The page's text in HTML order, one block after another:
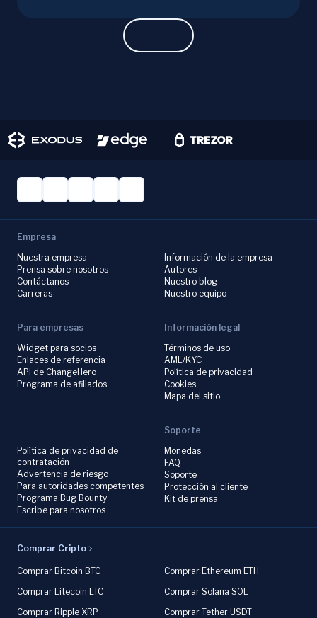
investment decisions with ChangeHero!
Empresa
Nuestra empresa
Prensa sobre nosotros
Contáctanos
Carreras
Información de la empresa
Autores
Nuestro blog
Nuestro equipo
Para empresas
Widget para socios
Enlaces de referencia
API de ChangeHero
Programa de afiliados
Información legal
Términos de uso
AML/KYC
Política de privacidad
Cookies
Mapa del sitio
Política de privacidad de
contratación
Advertencia de riesgo
Para autoridades competentes
Programa Bug Bounty
Escribe para nosotros
Soporte
Monedas
FAQ
Soporte
Protección al cliente
Kit de prensa
Comprar Cripto
Comprar Bitcoin BTC
Comprar Ethereum ETH
Comprar Litecoin LTC
Comprar Solana SOL
Comprar Ripple XRP
Comprar Tether USDT